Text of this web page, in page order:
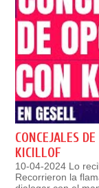
CONCEJALES
KICILLOF
10-04-2024 Lo
Recorrieron la